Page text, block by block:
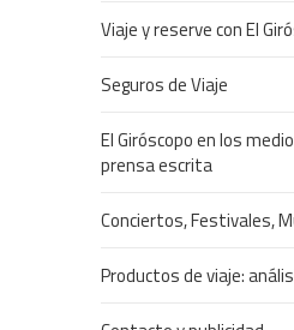
Viaje y reserve con El
Seguros de Viaje
El Giróscopo en los
prensa escrita
Conciertos, Festivales,
Productos de viaje: